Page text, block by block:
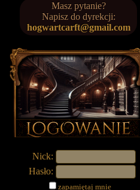
Masz pytanie?
Napisz do dyrekcji:
hogwartcarft@gmail.com
Nick:
Hasło:
zapamiętaj mnie